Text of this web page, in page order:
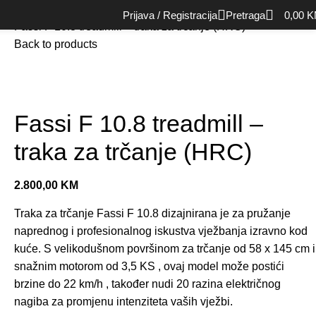
Prijava / Registracija Pretraga 0,00
Cardio oprema Traka za trčanje Kućne trake
Back to products
Fassi F 10.8 treadmill –
traka za trčanje (HRC)
2.800,00 KM
Traka za trčanje Fassi F 10.8 dizajnirana je za pružanje
naprednog i profesionalnog iskustva vježbanja izravno kod
kuće. S velikodušnom površinom za trčanje od 58 x 145 cm i
snažnim motorom od 3,5 KS , ovaj model može postići
brzine do 22 km/h , također nudi 20 razina električnog
nagiba za promjenu intenziteta vaših vježbi.